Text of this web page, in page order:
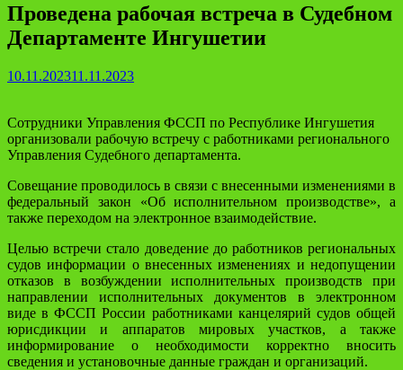
Проведена рабочая встреча в Судебном
Департаменте Ингушетии
10.11.202311.11.2023
Сотрудники Управления ФССП по Республике Ингушетия
организовали рабочую встречу с работниками регионального
Управления Судебного департамента.
Совещание проводилось в связи с внесенными изменениями в
федеральный закон «Об исполнительном производстве», а
также переходом на электронное взаимодействие.
Целью встречи стало доведение до работников региональных
судов информации о внесенных изменениях и недопущении
отказов в возбуждении исполнительных производств при
направлении исполнительных документов в электронном
виде в ФССП России работниками канцелярий судов общей
юрисдикции и аппаратов мировых участков, а также
информирование о необходимости корректно вносить
сведения и установочные данные граждан и организаций.